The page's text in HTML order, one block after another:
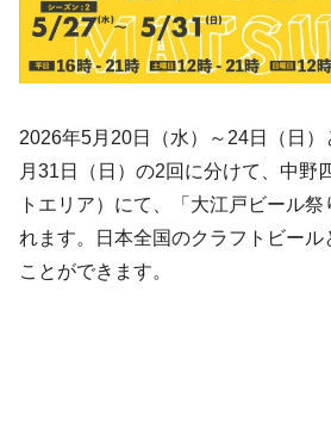
2026年5月20日（水）～24日（日
月31日（日）の2回に分けて、中野
トエリア）にて、「大江戸ビール
れます。日本全国のクラフトビー
ことができます。